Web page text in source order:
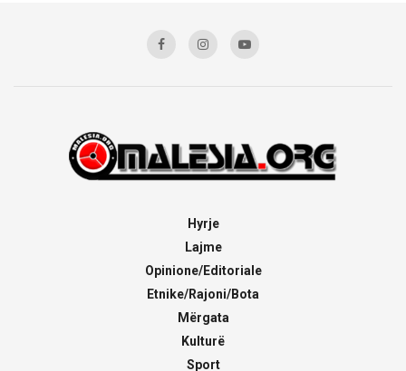
Hyrje
Lajme
Opinione/Editoriale
Etnike/Rajoni/Bota
Mërgata
Kulturë
Sport